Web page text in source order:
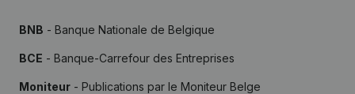
BNB - Banque Nationale de Belgique
BCE - Banque-Carrefour des Entreprises
Moniteur - Publications par le Moniteur Belge